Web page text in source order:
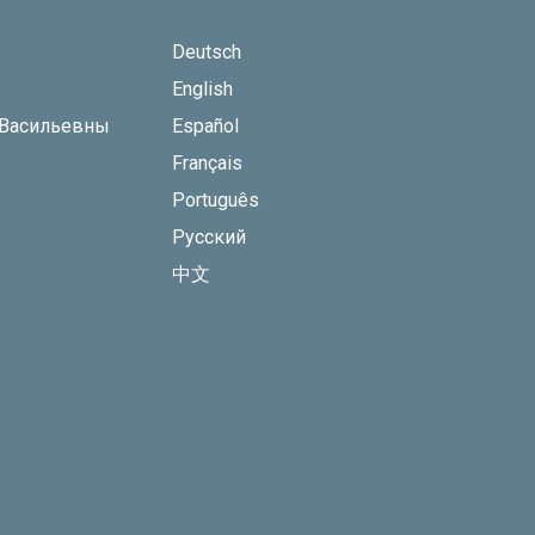
Deutsch
English
Español
Français
Português
Русский
中文